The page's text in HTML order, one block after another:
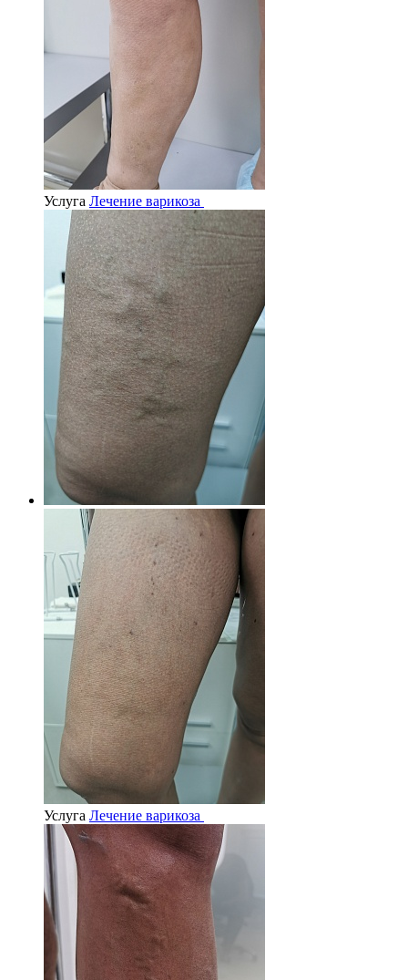
Услуга Лечение варикоза
Услуга Лечение варикоза